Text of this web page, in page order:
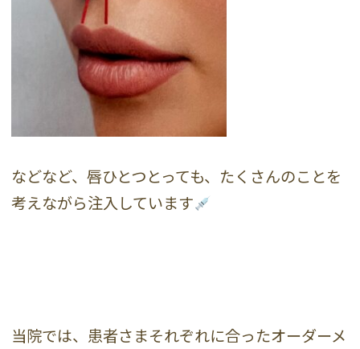
などなど、唇ひとつとっても、たくさんのことを
考えながら注入しています
当院では、患者さまそれぞれに合ったオーダーメ